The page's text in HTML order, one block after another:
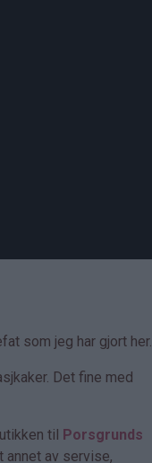
som jeg har gjort her.
Det fine med
til Porsgrunds
annet av servise,